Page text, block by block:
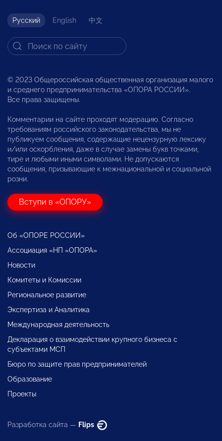
Русский English 中文
© 2023 Общероссийская общественная организация малого
и среднего предпринимательства «ОПОРА РОССИИ».
Все права защищены.
Комментарии на сайте проходят модерацию. Согласно
требованиям российского законодательства, мы не
публикуем сообщения, содержащие нецензурную лексику
и/или оскорбления, даже в случае замены букв точками,
тире и любыми иными символами. Не допускаются
сообщения, призывающие к межнациональной и социальной
розни.
Вступи в «ОПОРУ»
Об «ОПОРЕ РОССИИ»
Ассоциация «НП «ОПОРА»
Новости
Комитеты и Комиссии
Региональное развитие
Экспертиза и Аналитика
Международная деятельность
Декларация о взаимодействии крупного бизнеса с
субъектами МСП
Бюро по защите прав предпринимателей
Образование
Проекты
Разработка сайта — Flips